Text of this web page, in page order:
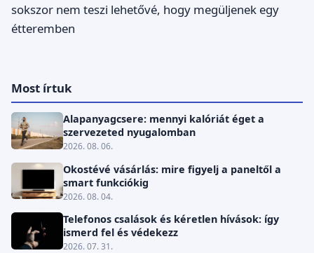
sokszor nem teszi lehetővé, hogy megüljenek egy
étteremben
Most írtuk
Alapanyagcsere: mennyi kalóriát éget a
szervezeted nyugalomban
2026. 08. 06.
Okostévé vásárlás: mire figyelj a paneltől a
smart funkciókig
2026. 08. 04.
Telefonos csalások és kéretlen hívások: így
ismerd fel és védekezz
2026. 07. 31.